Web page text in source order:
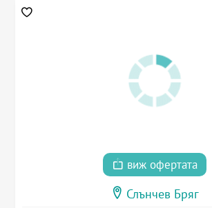
виж офертата
Слънчев Бряг